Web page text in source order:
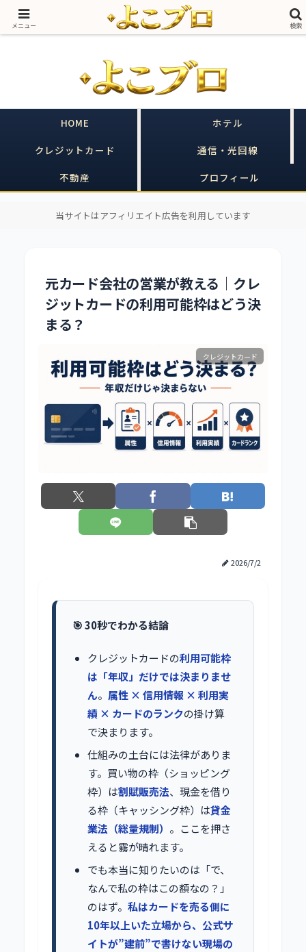
売る側に20年いた私が、買う側のあなたの味方をする｜ヒルトン×クレカ×不
動産
HOME
ホテル
クレジットカード
通信・光回線
不動産
プロフィール
当サイトはアフィリエイト広告を利用しています
元カード会社の営業が教える｜クレ
ジットカードの利用可能枠はどう決
まる？
クレジットカード
2026/7/2
🎯 30秒でわかる結論
クレジットカードの利用可能枠
は「年収」だけでは決まりませ
ん。 属性 × 信用情報 × 利用実
績 × カードのランクの掛け算
で決まります。
仕組みの土台には法律がありま
す。買い物の枠（ショッピング
枠）は割賦販売法、現金を借り
る枠（キャッシング枠）は貸金
業法（総量規制） 。ここを押さ
えると霧が晴れます。
でも本当に知りたいのは「で、
なんで私の枠はこの額なの？」
のはず。私はカードを売る側に
10年以上いた立場から、公式サ
イトが”建前”で書けない現場の
メニュー 検索